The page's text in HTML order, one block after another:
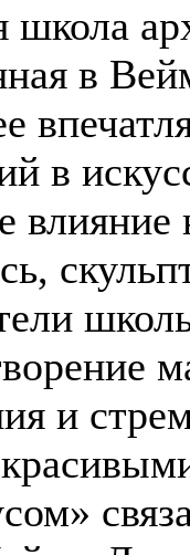
в
в
влияние
и